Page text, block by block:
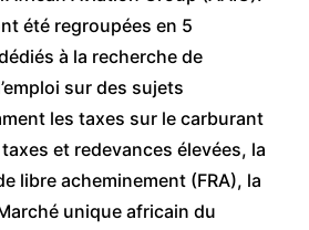
été regroupées en 5
à la recherche de
sur des sujets
les taxes sur le carburant
et redevances élevées, la
libre acheminement (FRA), la
unique africain du